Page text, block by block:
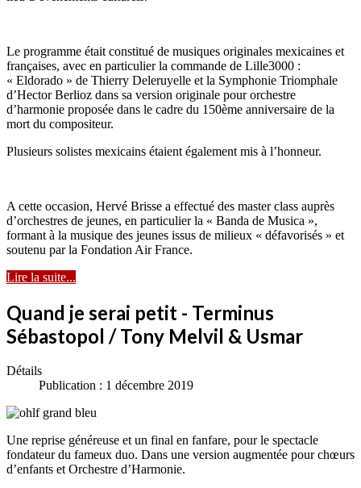
Le programme était constitué de musiques originales mexicaines et
françaises, avec en particulier la commande de Lille3000 :
« Eldorado » de Thierry Deleruyelle et la Symphonie Triomphale
d’Hector Berlioz dans sa version originale pour orchestre
d’harmonie proposée dans le cadre du 150ème anniversaire de la
mort du compositeur.
Plusieurs solistes mexicains étaient également mis à l’honneur.
A cette occasion, Hervé Brisse a effectué des master class auprès
d’orchestres de jeunes, en particulier la « Banda de Musica »,
formant à la musique des jeunes issus de milieux « défavorisés » et
soutenu par la Fondation Air France.
Lire la suite...
Quand je serai petit - Terminus
Sébastopol / Tony Melvil & Usmar
Détails
Publication : 1 décembre 2019
Une reprise généreuse et un final en fanfare, pour le spectacle
fondateur du fameux duo. Dans une version augmentée pour chœurs
d’enfants et Orchestre d’Harmonie.